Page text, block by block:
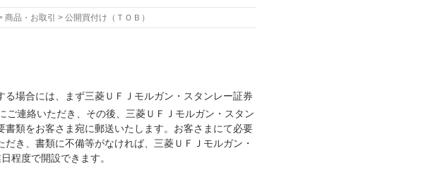
商品・お取引 > 公開買付け（ＴＯＢ）
る場合には、まず三菱ＵＦＪモルガン・スタンレー証券
ご連絡いただき、その後、三菱ＵＦＪモルガン・スタン
書類をお客さま宛に郵送いたします。お客さまにて必要
き、書類に不備等がなければ、三菱ＵＦＪモルガン・
程度で開設できます。